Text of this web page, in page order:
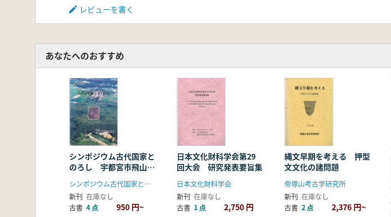
レビューを書く
あなたへのおすすめ
シンポジウム古代国家と
のろし 宇都宮市飛山城
跡発見の烽跡をめぐって
シンポジウム古代国家とのろし実行委員会 宇都宮市教育委員会
新刊 在庫なし
古書 4 点 950 円~
日本文化財科学会第29
回大会 研究発表要旨集
日本文化財科学会
新刊 在庫なし
古書 1 点 2,750 円
縄文早期を考える 押型
文文化の諸問題
帝塚山考古学研究所
新刊 在庫なし
古書 2 点 2,376 円~